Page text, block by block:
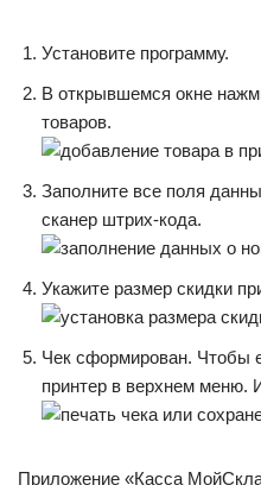
Установите программу.
В открывшемся окне
товаров.
Заполните все поля
сканер штрих-кода.
Укажите размер скидки
Чек сформирован. Чтобы
принтер в верхнем меню.
Приложение «Касса